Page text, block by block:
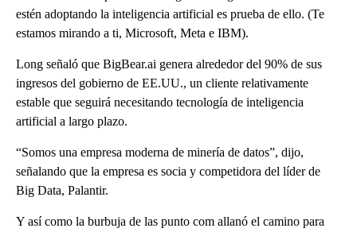
estén adoptando la inteligencia artificial es prueba de ello. (Te
estamos mirando a ti, Microsoft, Meta e IBM).
Long señaló que BigBear.ai genera alrededor del 90% de sus
ingresos del gobierno de EE.UU., un cliente relativamente
estable que seguirá necesitando tecnología de inteligencia
artificial a largo plazo.
“Somos una empresa moderna de minería de datos”, dijo,
señalando que la empresa es socia y competidora del líder de
Big Data, Palantir.
Y así como la burbuja de las punto com allanó el camino para